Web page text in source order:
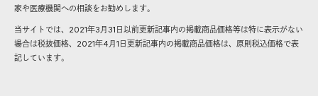
家や医療機関への相談をお勧めします。
当サイトでは、2021年3月31日以前更新記事内の掲載商品価格等は特に表示がない
場合は税抜価格、2021年4月1日更新記事内の掲載商品価格は、原則税込価格で表
記しています。